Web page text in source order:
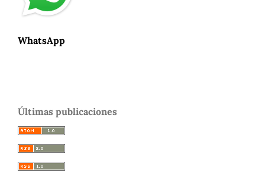
WhatsApp
Últimas publicaciones